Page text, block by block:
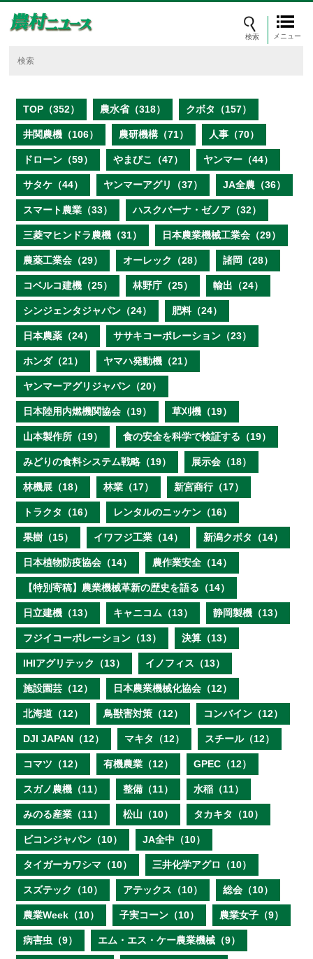
メニュー
TOP（352） 農水省（318） クボタ（157）
井関農機（106） 農研機構（71） 人事（70）
ドローン（59） やまびこ（47） ヤンマー（44）
サタケ（44） ヤンマーアグリ（37） JA全農（36）
スマート農業（33） ハスクバーナ・ゼノア（32）
三菱マヒンドラ農機（31） 日本農業機械工業会（29）
農薬工業会（29） オーレック（28） 諸岡（28）
コベルコ建機（25） 林野庁（25） 輸出（24）
シンジェンタジャパン（24） 肥料（24）
日本農薬（24） ササキコーポレーション（23）
ホンダ（21） ヤマハ発動機（21）
ヤンマーアグリジャパン（20）
日本陸用内燃機関協会（19） 草刈機（19）
山本製作所（19） 食の安全を科学で検証する（19）
みどりの食料システム戦略（19） 展示会（18）
林機展（18） 林業（17） 新宮商行（17）
トラクタ（16） レンタルのニッケン（16）
果樹（15） イワフジ工業（14） 新潟クボタ（14）
日本植物防疫協会（14） 農作業安全（14）
【特別寄稿】農業機械革新の歴史を語る（14）
日立建機（13） キャニコム（13） 静岡製機（13）
フジイコーポレーション（13） 決算（13）
IHIアグリテック（13） イノフィス（13）
施設園芸（12） 日本農業機械化協会（12）
北海道（12） 鳥獣害対策（12） コンバイン（12）
DJI JAPAN（12） マキタ（12） スチール（12）
コマツ（12） 有機農業（12） GPEC（12）
スガノ農機（11） 整備（11） 水稲（11）
みのる産業（11） 松山（10） タカキタ（10）
ビコンジャパン（10） JA全中（10）
タイガーカワシマ（10） 三井化学アグロ（10）
スズテック（10） アテックス（10） 総会（10）
農業Week（10） 子実コーン（10） 農業女子（9）
病害虫（9） エム・エス・ケー農業機械（9）